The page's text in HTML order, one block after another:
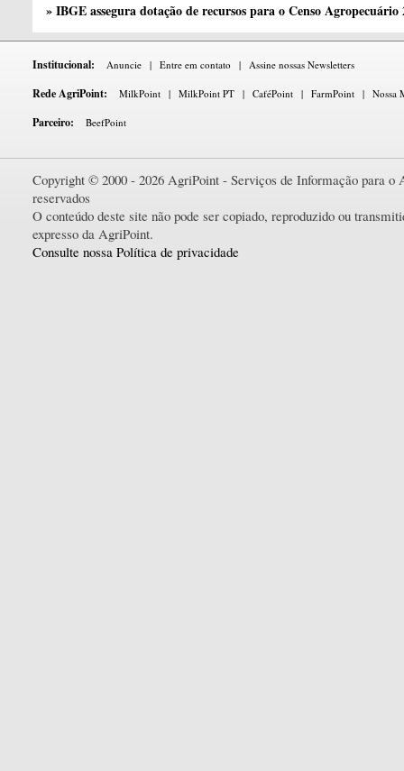
» IBGE assegura dotação de recursos para o Censo Agropecuário
Institucional: Anuncie | Entre em contato | Assine nossas Newsletters
Rede AgriPoint: MilkPoint | MilkPoint PT | CaféPoint | FarmPoint | Nossa
Parceiro: BeefPoint
Copyright © 2000 - 2026 AgriPoint - Serviços de Informação para o
reservados
O conteúdo deste site não pode ser copiado, reproduzido ou
expresso da AgriPoint.
Consulte nossa Política de privacidade